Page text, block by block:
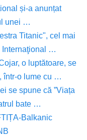
și-a anunțat
unei …
Titanic", cel mai
Internaţional …
o luptătoare, se
într-o lume cu …
se spune că ”Viața
bate …
Balkanic